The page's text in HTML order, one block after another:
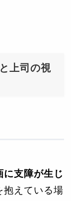
上司の視
支障が生じ
抱えている場